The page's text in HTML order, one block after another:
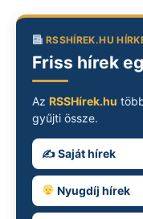
RSSHÍREK.HU
Friss hírek
Az RSSHírek.hu
gyűjti össze.
✍️ Saját hírek
Nyugdíj hírek